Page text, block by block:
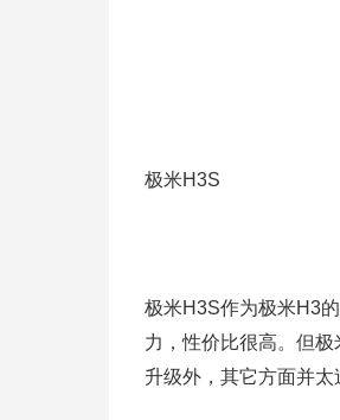
极米H3S
极米H3S作为极米H3
力，性价比很高。但
升级外，其它方面并